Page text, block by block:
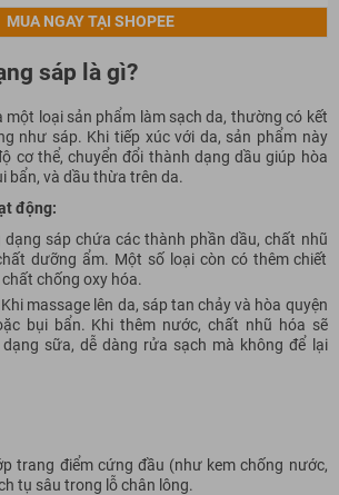
MUA NGAY TẠI SHOPEE
sáp là gì?
một loại sản phẩm làm sạch da, thường có kết
như sáp. Khi tiếp xúc với da, sản phẩm này
cơ thể, chuyển đổi thành dạng dầu giúp hòa
bẩn, và dầu thừa trên da.
động:
dạng sáp chứa các thành phần dầu, chất nhũ
dưỡng ẩm. Một số loại còn có thêm chiết
chống oxy hóa.
Khi massage lên da, sáp tan chảy và hòa quyện
bụi bẩn. Khi thêm nước, chất nhũ hóa sẽ
sữa, dễ dàng rửa sạch mà không để lại
trang điểm cứng đầu (như kem chống nước,
tụ sâu trong lỗ chân lông.